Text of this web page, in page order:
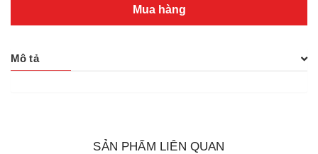
Mua hàng
Mô tả
SẢN PHẨM LIÊN QUAN